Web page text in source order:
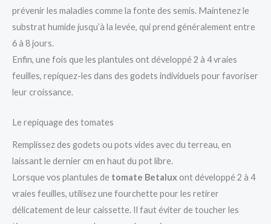
prévenir les maladies comme la fonte des semis. Maintenez le
substrat humide jusqu’à la levée, qui prend généralement entre
6 à 8 jours.
Enfin, une fois que les plantules ont développé 2 à 4 vraies
feuilles, repiquez-les dans des godets individuels pour favoriser
leur croissance.
Le repiquage des tomates
Remplissez des godets ou pots vides avec du terreau, en
laissant le dernier cm en haut du pot libre.
Lorsque vos plantules de tomate Betalux ont développé 2 à 4
vraies feuilles, utilisez une fourchette pour les retirer
délicatement de leur caissette. Il faut éviter de toucher les